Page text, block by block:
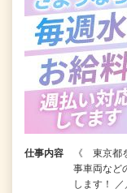
仕事内容
《 東京都
事車両など
します！